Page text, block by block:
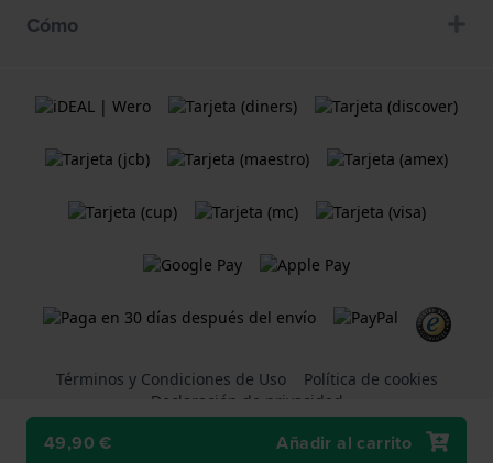
49,90 € Añadir al carrito
Cómo
Términos y Condiciones de Uso
Política de cookies
Declaración de privacidad
Una tienda web Holland Watch Group B.V.